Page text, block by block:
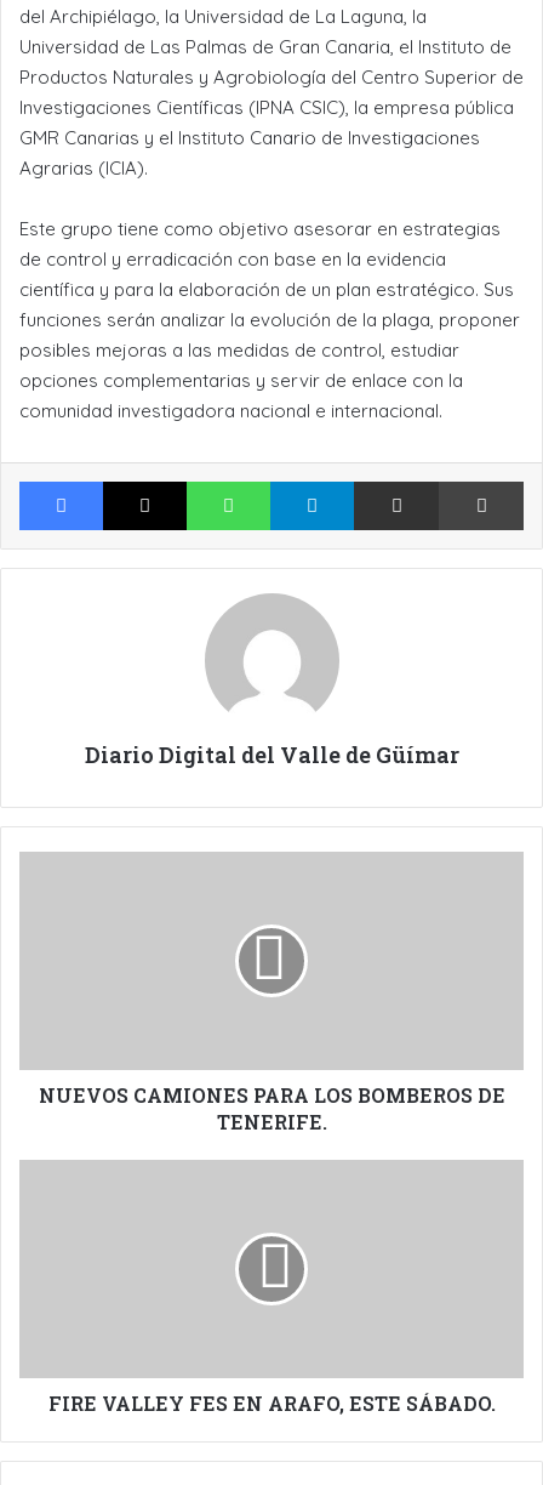
del Archipiélago, la Universidad de La Laguna, la
Universidad de Las Palmas de Gran Canaria, el Instituto de
Productos Naturales y Agrobiología del Centro Superior de
Investigaciones Científicas (IPNA CSIC), la empresa pública
GMR Canarias y el Instituto Canario de Investigaciones
Agrarias (ICIA).
Este grupo tiene como objetivo asesorar en estrategias
de control y erradicación con base en la evidencia
científica y para la elaboración de un plan estratégico. Sus
funciones serán analizar la evolución de la plaga, proponer
posibles mejoras a las medidas de control, estudiar
opciones complementarias y servir de enlace con la
comunidad investigadora nacional e internacional.
Facebook X WhatsApp Telegram Compartir por Email
Diario Digital del Valle de Güímar
NUEVOS CAMIONES PARA LOS BOMBEROS DE
TENERIFE.
FIRE VALLEY FES EN ARAFO, ESTE SÁBADO.